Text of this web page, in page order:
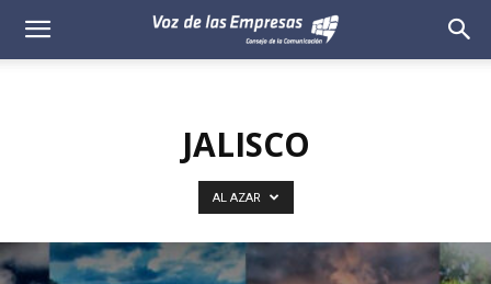
Voz
JALISCO
AL AZAR